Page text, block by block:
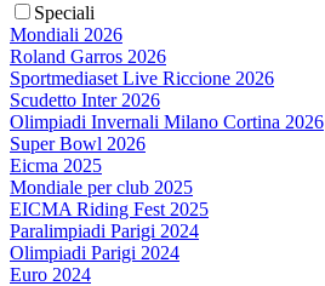
Speciali
Mondiali 2026
Roland Garros 2026
Sportmediaset Live Riccione 2026
Scudetto Inter 2026
Olimpiadi Invernali Milano Cortina 2026
Super Bowl 2026
Eicma 2025
Mondiale per club 2025
EICMA Riding Fest 2025
Paralimpiadi Parigi 2024
Olimpiadi Parigi 2024
Euro 2024